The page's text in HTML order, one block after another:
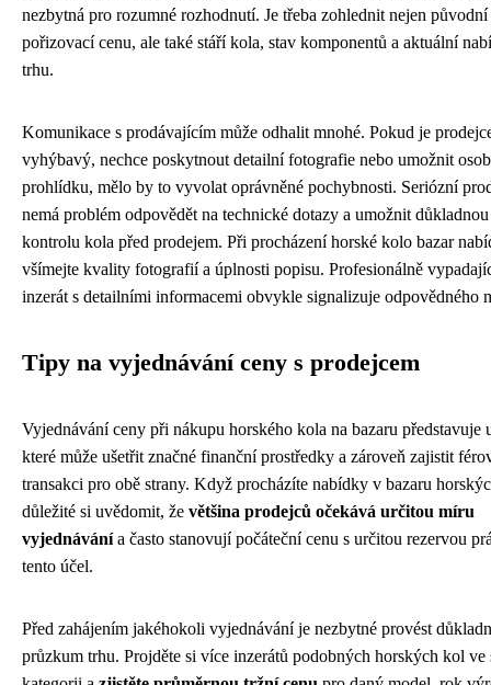
nezbytná pro rozumné rozhodnutí. Je třeba zohlednit nejen původní
pořizovací cenu, ale také stáří kola, stav komponentů a aktuální
trhu.
Komunikace s prodávajícím může odhalit mnohé. Pokud je
vyhýbavý, nechce poskytnout detailní fotografie nebo umožnit
prohlídku, mělo by to vyvolat oprávněné pochybnosti. Seriózní
nemá problém odpovědět na technické dotazy a umožnit důkladnou
kontrolu kola před prodejem. Při procházení horské kolo bazar
všímejte kvality fotografií a úplnosti popisu. Profesionálně
inzerát s detailními informacemi obvykle signalizuje odpovědného
Tipy na vyjednávání ceny s prodejcem
Vyjednávání ceny při nákupu horského kola na bazaru představuje
které může ušetřit značné finanční prostředky a zároveň zajistit
transakci pro obě strany. Když procházíte nabídky v bazaru
důležité si uvědomit, že většina prodejců očekává určitou míru
vyjednávánía často stanovují počáteční cenu s určitou rezervou
tento účel.
Před zahájením jakéhokoli vyjednávání je nezbytné provést
průzkum trhu. Projděte si více inzerátů podobných horských kol ve